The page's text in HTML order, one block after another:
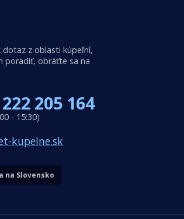
dotaz z oblasti kúpeľní,
poradiť, obráťte sa na
205 164
- 15:30)
kupelne.sk
na Slovensko